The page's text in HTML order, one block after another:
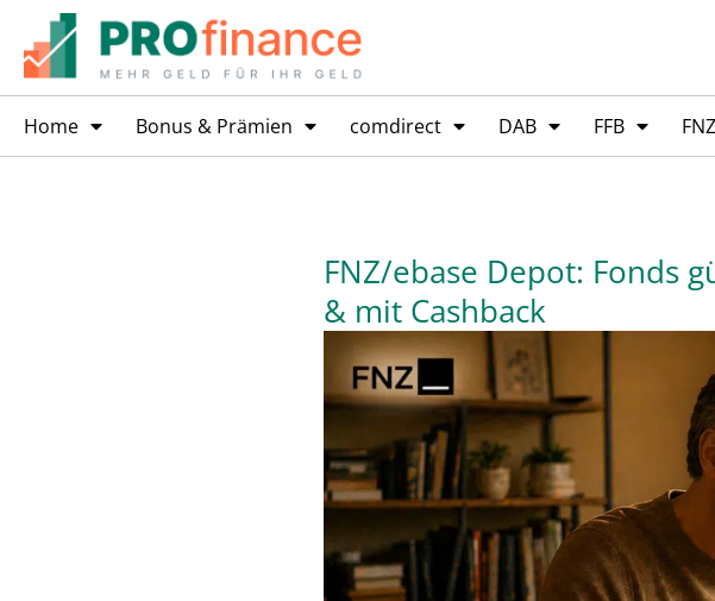
Home Bonus & Prämien comdirect DAB FFB
FNZ/ebase Depot: Fonds
& mit Cashback